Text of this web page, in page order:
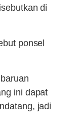
di
ponsel
ini dapat
jadi